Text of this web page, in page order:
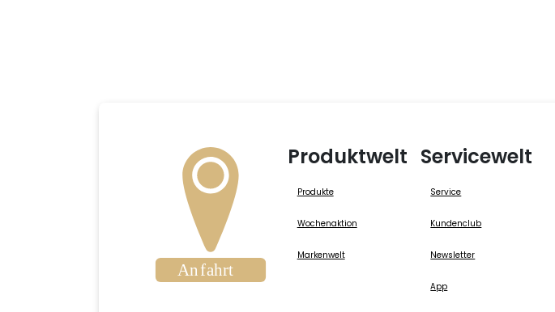
Produktwelt
Produkte
Wochenaktion
Markenwelt
Servicewelt
Service
Kundenclub
Newsletter
App